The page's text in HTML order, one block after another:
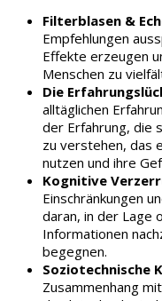
Filterblasen &
Empfehlungen
Effekte erzeugen
Menschen zu
Die
alltäglichen
der Erfahrung, die
zu verstehen, das
nutzen und ihre
Kognitive
Einschränkungen
daran, in der Lage
Informationen
begegnen.
Soziotechnische
Zusammenhang